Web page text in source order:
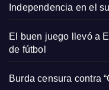
Independencia en el
El buen juego llevó a
de fútbol
Burda censura contra